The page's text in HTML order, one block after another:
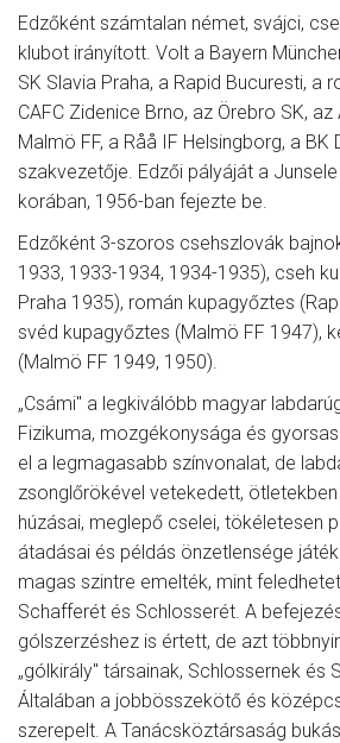
Edzőként számtalan német, svájci,
klubot irányított. Volt a Bayern
SK Slavia Praha, a Rapid Bucuresti, a
CAFC Zidenice Brno, az Örebro SK, az
Malmö FF, a Råå IF Helsingborg, a BK
szakvezetője. Edzői pályáját a
korában, 1956-ban fejezte be.
Edzőként 3-szoros csehszlovák
1933, 1933-1934, 1934-1935), cseh
Praha 1935), román kupagyőztes
svéd kupagyőztes (Malmö FF 1947),
(Malmö FF 1949, 1950).
„Csámi" a legkiválóbb magyar
Fizikuma, mozgékonysága és
el a legmagasabb színvonalat, de
zsonglőrökével vetekedett,
húzásai, meglepő cselei, tökéletesen
átadásai és példás önzetlensége
magas szintre emelték, mint
Schafferét és Schlosserét. A
gólszerzéshez is értett, de azt
„gólkirály" társainak, Schlossernek és
Általában a jobbösszekötő és
szerepelt. A Tanácsköztársaság